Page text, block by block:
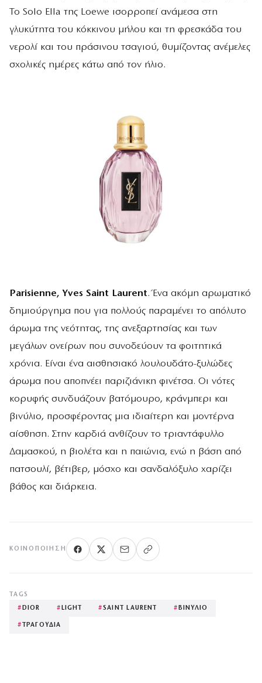
Το Solo Ella της Loewe ισορροπεί ανάμεσα στη
γλυκύτητα του κόκκινου μήλου και τη φρεσκάδα του
νερολί και του πράσινου τσαγιού, θυμίζοντας ανέμελες
σχολικές ημέρες κάτω από τον ήλιο.
Parisienne, Yves Saint Laurent. Ένα ακόμη αρωματικό
δημιούργημα που για πολλούς παραμένει το απόλυτο
άρωμα της νεότητας, της ανεξαρτησίας και των
μεγάλων ονείρων που συνοδεύουν τα φοιτητικά
χρόνια. Είναι ένα αισθησιακό λουλουδάτο-ξυλώδες
άρωμα που αποπνέει παριζιάνικη φινέτσα. Οι νότες
κορυφής συνδυάζουν βατόμουρο, κράνμπερι και
βινύλιο, προσφέροντας μια ιδιαίτερη και μοντέρνα
αίσθηση. Στην καρδιά ανθίζουν το τριαντάφυλλο
Δαμασκού, η βιολέτα και η παιώνια, ενώ η βάση από
πατσουλί, βέτιβερ, μόσχο και σανδαλόξυλο χαρίζει
βάθος και διάρκεια.
ΚΟΙΝΟΠΟΊΗΣΗ
TAGS
# DIOR # LIGHT #SAINT LAURENT # ΒΙΝΥΛΙΟ
# ΤΡΑΓΟΥΔΙΑ